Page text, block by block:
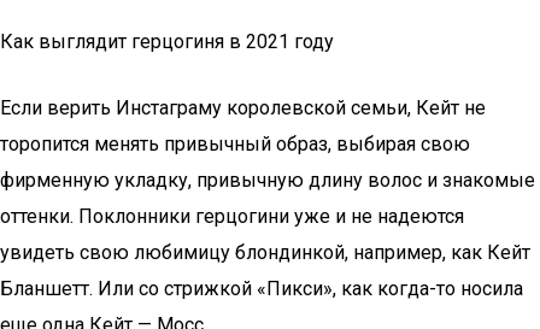
Как выглядит герцогиня в 2021 году
Если верить Инстаграму королевской семьи, Кейт не
торопится менять привычный образ, выбирая свою
фирменную укладку, привычную длину волос и знакомые
оттенки. Поклонники герцогини уже и не надеются
увидеть свою любимицу блондинкой, например, как Кейт
Бланшетт. Или со стрижкой «Пикси», как когда-то носила